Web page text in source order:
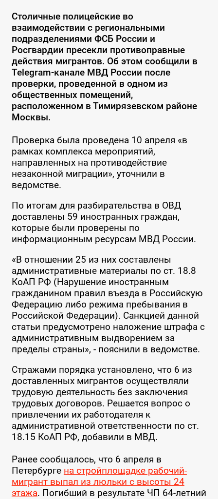
Столичные полицейские во
взаимодействии с региональными
подразделениями ФСБ России и
Росгвардии пресекли противоправные
действия мигрантов. Об этом сообщили в
Telegram-канале МВД России после
проверки, проведенной в одном из
общественных помещений,
расположенном в Тимирязевском районе
Москвы.
Проверка была проведена 10 апреля «в
рамках комплекса мероприятий,
направленных на противодействие
незаконной миграции», уточнили в
ведомстве.
По итогам для разбирательства в ОВД
доставлены 59 иностранных граждан,
которые были проверены по
информационным ресурсам МВД России.
«В отношении 25 из них составлены
административные материалы по ст. 18.8
КоАП РФ (Нарушение иностранным
гражданином правил въезда в Российскую
Федерацию либо режима пребывания в
Российской Федерации). Санкцией данной
статьи предусмотрено наложение штрафа с
административным выдворением за
пределы страны», - пояснили в ведомстве.
Стражами порядка установлено, что 6 из
доставленных мигрантов осуществляли
трудовую деятельность без заключения
трудовых договоров. Решается вопрос о
привлечении их работодателя к
административной ответственности по ст.
18.15 КоАП РФ, добавили в МВД.
Ранее сообщалось, что 6 апреля в
Петербурге на стройплощадке рабочий-
мигрант выпал из люльки с высоты 24
этажа. Погибший в результате ЧП 64-летний